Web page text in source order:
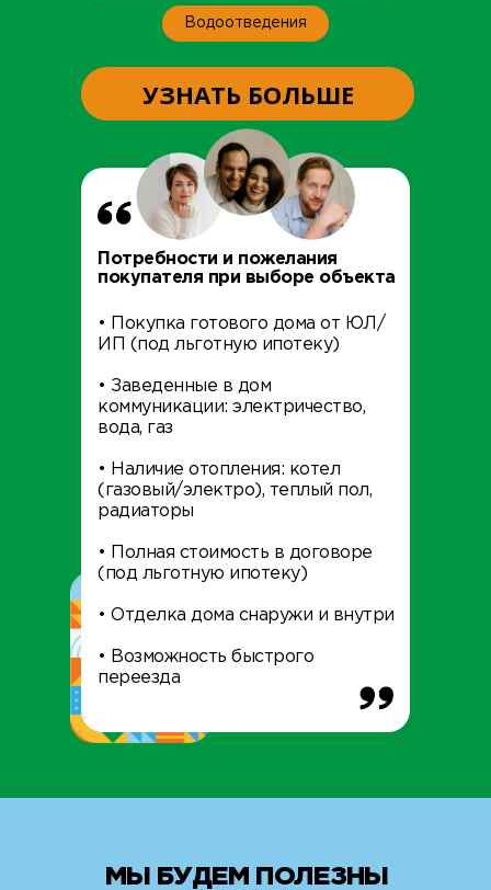
Потребности и пожелания
покупателя при выборе объекта
• Покупка готового дома от ЮЛ/
ИП (под льготную ипотеку)
• Заведенные в дом
коммуникации: электричество,
вода, газ
• Наличие отопления: котел
(газовый/электро), теплый пол,
радиаторы
• Полная стоимость в договоре
(под льготную ипотеку)
• Отделка дома снаружи и внутри
• Возможность быстрого
переезда
Водоотведения
УЗНАТЬ БОЛЬШЕ
МЫ БУДЕМ ПОЛЕЗНЫ